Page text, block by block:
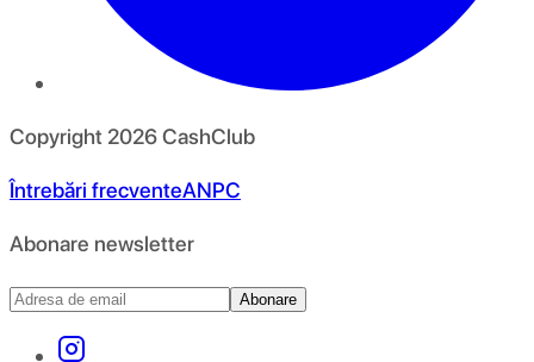
Copyright 2026CashClub
Întrebări frecventeANPC
Abonare newsletter
Abonare